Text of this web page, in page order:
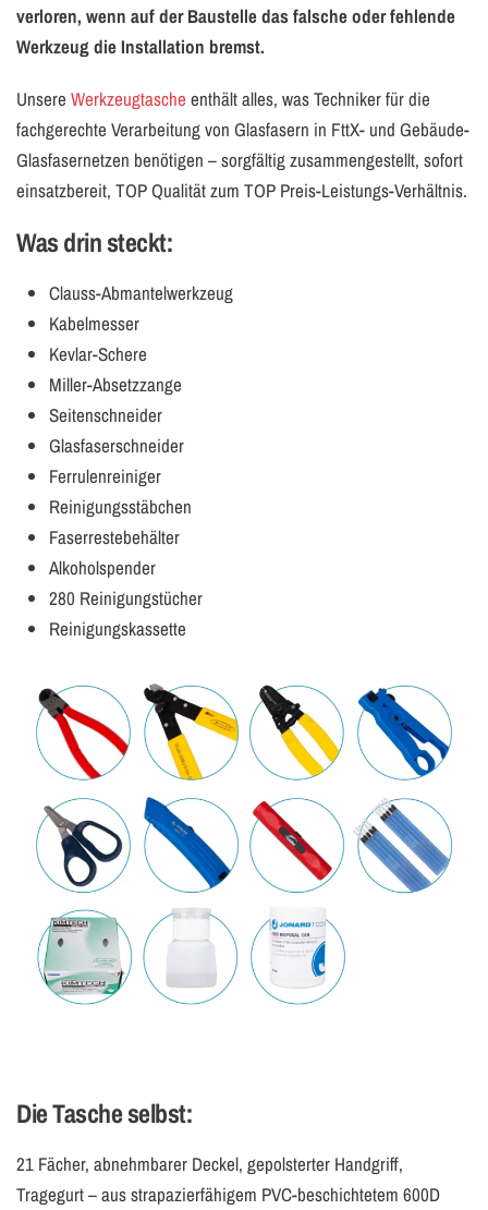
verloren, wenn auf der Baustelle das falsche oder fehlende
Werkzeug die Installation bremst.
Unsere Werkzeugtasche enthält alles, was Techniker für die
fachgerechte Verarbeitung von Glasfasern in FttX- und Gebäude-
Glasfasernetzen benötigen – sorgfältig zusammengestellt, sofort
einsatzbereit, TOP Qualität zum TOP Preis-Leistungs-Verhältnis.
Was drin steckt:
Clauss-Abmantelwerkzeug
Kabelmesser
Kevlar-Schere
Miller-Absetzzange
Seitenschneider
Glasfaserschneider
Ferrulenreiniger
Reinigungsstäbchen
Faserrestebehälter
Alkoholspender
280 Reinigungstücher
Reinigungskassette
Die Tasche selbst:
21 Fächer, abnehmbarer Deckel, gepolsterter Handgriff,
Tragegurt – aus strapazierfähigem PVC-beschichtetem 600D